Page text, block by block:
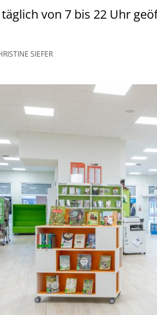
von 7 bis 22 Uhr
SIEFER